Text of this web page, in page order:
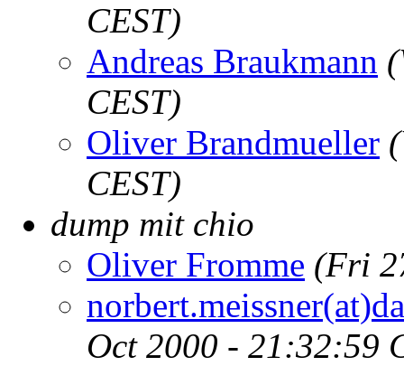
CEST)
Andreas Braukmann
CEST)
Oliver Brandmueller
CEST)
dump mit chio
Oliver Fromme (Fri
Oct 2000 - 21:32:59